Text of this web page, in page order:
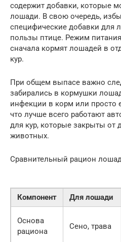
содержит добавки, которые
лошади. В свою очередь,
специфические добавки для
пользы птице. Режим
сначала кормят лошадей в
кур.
При общем выпасе важно
забирались в кормушки
инфекции в корм или просто
что лучше всего работают
для кур, которые закрыты от
животных.
Сравнительный рацион
Компонент Для лошади
Основа
рациона
Сено, трава